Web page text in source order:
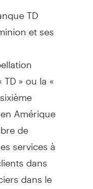
TD
et ses
» ou la «
Amérique
de
services à
dans
dans le